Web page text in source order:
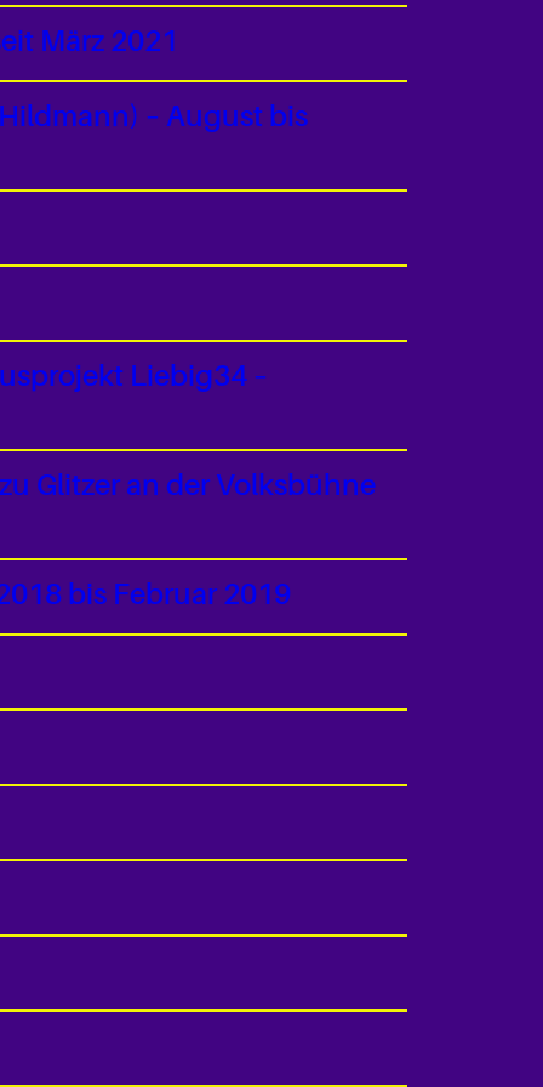
März 2021
– August bis
Liebig34 –
Glitzer an der Volksbühne
bis Februar 2019